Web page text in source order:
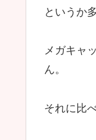
というか
メガキャ
ん。
それに比